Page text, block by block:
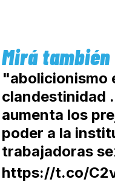
"abolicionismo
clandestinidad
aumenta los
poder a la
trabajadoras
https://t.co/